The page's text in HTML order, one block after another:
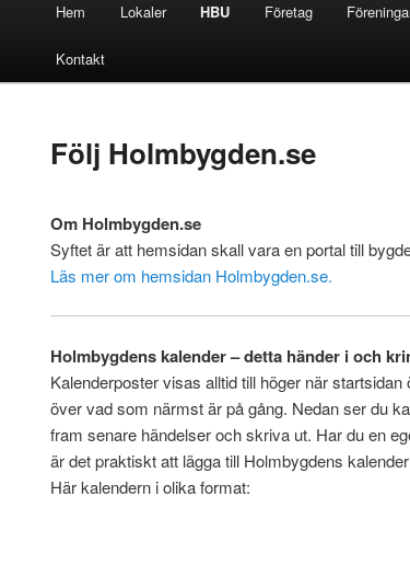
Hem Lokaler HBU Företag
Kontakt
Följ Holmbygden.se
Om Holmbygden.se
Syftet är att hemsidan skall vara en portal till
Läs mer om hemsidan Holmbygden.se.
Holmbygdens kalender – detta händer i och
Kalenderposter visas alltid till höger när
över vad som närmst är på gång. Nedan ser du
fram senare händelser och skriva ut. Har du en
är det praktiskt att lägga till Holmbygdens
Här kalendern i olika format: